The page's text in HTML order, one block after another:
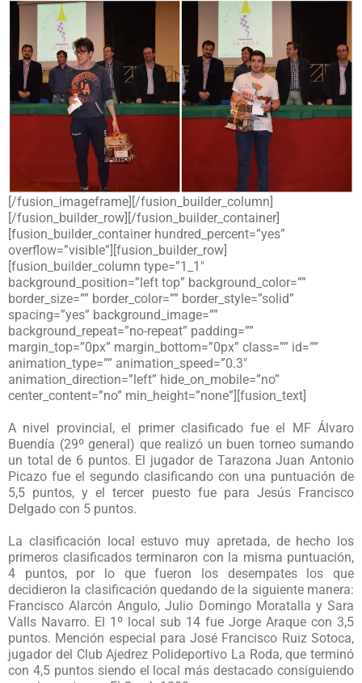
[/fusion_imageframe][/fusion_builder_column]
[/fusion_builder_row][/fusion_builder_container]
[fusion_builder_container hundred_percent=”yes”
overflow=”visible”][fusion_builder_row]
[fusion_builder_column type=”1_1″
background_position=”left top” background_color=””
border_size=”” border_color=”” border_style=”solid”
spacing=”yes” background_image=””
background_repeat=”no-repeat” padding=””
margin_top=”0px” margin_bottom=”0px” class=”” id=””
animation_type=”” animation_speed=”0.3″
animation_direction=”left” hide_on_mobile=”no”
center_content=”no” min_height=”none”][fusion_text]
A nivel provincial, el primer clasificado fue el MF Álvaro
Buendía (29º general) que realizó un buen torneo sumando
un total de 6 puntos. El jugador de Tarazona Juan Antonio
Picazo fue el segundo clasificando con una puntuación de
5,5 puntos, y el tercer puesto fue para Jesús Francisco
Delgado con 5 puntos.
La clasificación local estuvo muy apretada, de hecho los
primeros clasificados terminaron con la misma puntuación,
4 puntos, por lo que fueron los desempates los que
decidieron la clasificación quedando de la siguiente manera:
Francisco Alarcón Angulo, Julio Domingo Moratalla y Sara
Valls Navarro. El 1º local sub 14 fue Jorge Araque con 3,5
puntos. Mención especial para José Francisco Ruiz Sotoca,
jugador del Club Ajedrez Polideportivo La Roda, que terminó
con 4,5 puntos siendo el local más destacado consiguiendo